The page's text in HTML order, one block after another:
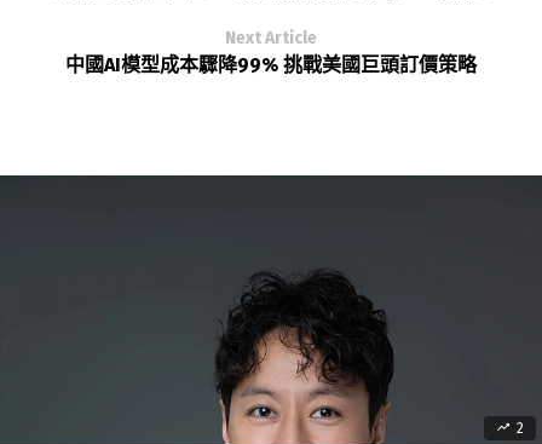
Next Article
中國AI模型成本驟降99% 挑戰美國巨頭訂價策略
2